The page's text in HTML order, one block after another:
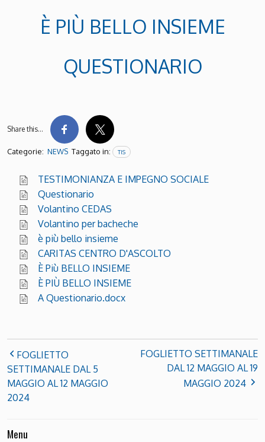
È PIÙ BELLO INSIEME
QUESTIONARIO
Share this…
Categorie: NEWS Taggato in: TIS
TESTIMONIANZA E IMPEGNO SOCIALE
Questionario
Volantino CEDAS
Volantino per bacheche
è più bello insieme
CARITAS CENTRO D'ASCOLTO
È Più BELLO INSIEME
È PIÙ BELLO INSIEME
A Questionario.docx
FOGLIETTO
SETTIMANALE DAL 5
MAGGIO AL 12 MAGGIO
2024
FOGLIETTO SETTIMANALE
DAL 12 MAGGIO AL 19
MAGGIO 2024
Menu